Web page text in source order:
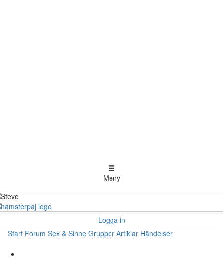
Meny
Logga in
Start Forum Sex & Sinne Grupper Artiklar Händelser